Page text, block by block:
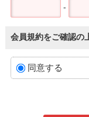
-
会員規約をご確認の
同意する